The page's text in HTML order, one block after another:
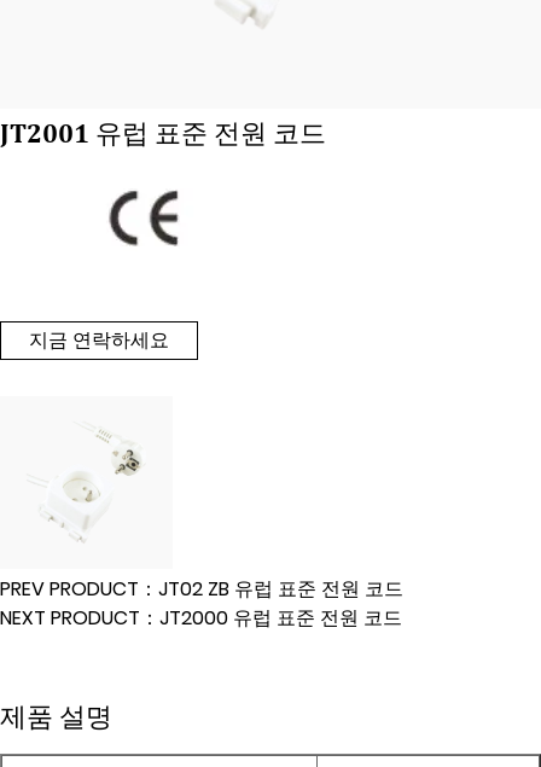
JT2001 유럽 표준 전원 코드
지금 연락하세요
PREV PRODUCT：JT02 ZB 유럽 표준 전원 코드
NEXT PRODUCT：JT2000 유럽 표준 전원 코드
제품 설명